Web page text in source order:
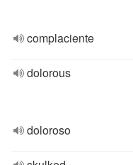
complaciente
dolorous
doloroso